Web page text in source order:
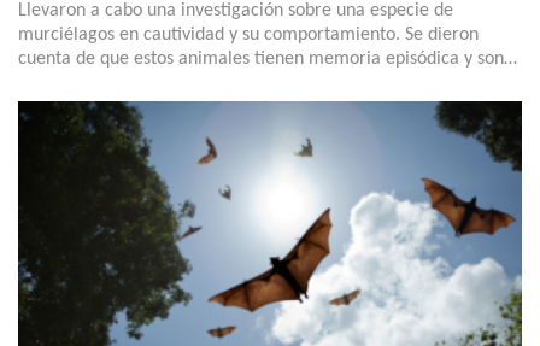
Llevaron a cabo una investigación sobre una especie de
murciélagos en cautividad y su comportamiento. Se dieron
cuenta de que estos animales tienen memoria episódica y son…